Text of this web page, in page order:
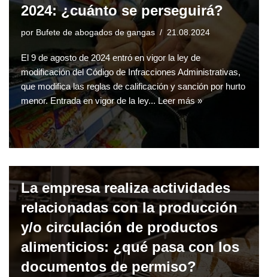
2024: ¿cuánto se perseguirá?
por Bufete de abogados de gangas 21.08.2024
El 9 de agosto de 2024 entró en vigor la ley de
modificación del Código de Infracciones Administrativas,
que modifica las reglas de calificación y sanción por hurto
menor. Entrada en vigor de la ley...Leer más »
La empresa realiza actividades
relacionadas con la producción
y/o circulación de productos
alimenticios: ¿qué pasa con los
documentos de permiso?